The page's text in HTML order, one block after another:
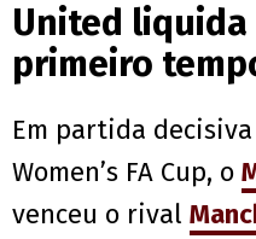
United liquida
primeiro
Em partida
Women’s FA Cup, o
venceu o rival